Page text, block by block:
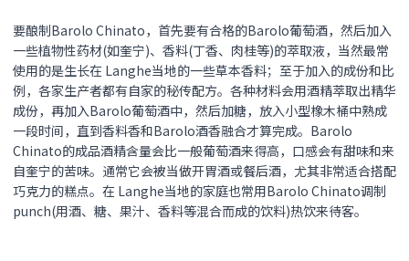
要酿制Barolo Chinato，首先要有合格的Barolo葡萄酒，然后加入
一些植物性药材(如奎宁)、香料(丁香、肉桂等)的萃取液，当然最常
使用的是生长在 Langhe当地的一些草本香料；至于加入的成份和比
例，各家生产者都有自家的秘传配方。各种材料会用酒精萃取出精华
成份，再加入Barolo葡萄酒中，然后加糖，放入小型橡木桶中熟成
一段时间，直到香料香和Barolo酒香融合才算完成。Barolo
Chinato的成品酒精含量会比一般葡萄酒来得高，口感会有甜味和来
自奎宁的苦味。通常它会被当做开胃酒或餐后酒，尤其非常适合搭配
巧克力的糕点。在 Langhe当地的家庭也常用Barolo Chinato调制
punch(用酒、糖、果汁、香料等混合而成的饮料)热饮来待客。